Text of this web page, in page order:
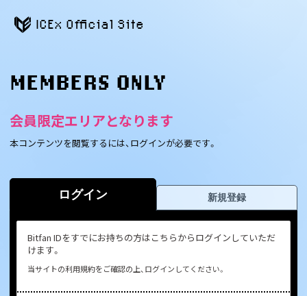
ICEx Official Site
MEMBERS ONLY
会員限定エリアとなります
本コンテンツを閲覧するには、ログインが必要です。
ログイン 新規登録
Bitfan IDをすでにお持ちの方はこちらからログインしていただ
けます。
当サイトの利用規約をご確認の上、ログインしてください。